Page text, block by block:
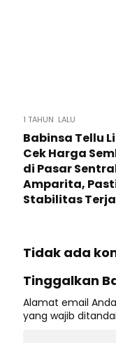
1 TAHUN LALU
Babinsa Tellu
Cek Harga
di Pasar
Amparita,
Stabilitas
Tidak ada
Tinggalkan
Alamat email
yang wajib ditandai